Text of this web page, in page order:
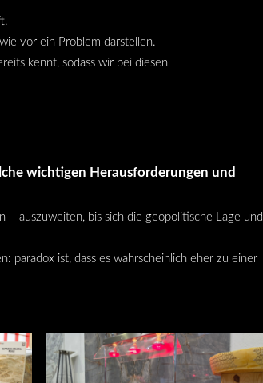
vor ein Problem darstellen.
kennt, sodass wir bei diesen
wichtigen Herausforderungen und
– auszuweiten, bis sich die geopolitische Lage und
paradox ist, dass es wahrscheinlich eher zu einer